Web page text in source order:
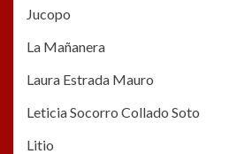
Jucopo
La Mañanera
Laura Estrada Mauro
Leticia Socorro Collado Soto
Litio